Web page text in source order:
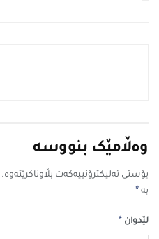
وەڵامێک بنووسە
پۆستی ئەلیکترۆنییەکەت بڵاوناکرێتەوە.
بە *
لێدوان *